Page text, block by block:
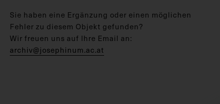
Sie haben eine Ergänzung oder einen möglichen
Fehler zu diesem Objekt gefunden?
Wir freuen uns auf Ihre Email an:
archiv@josephinum.ac.at